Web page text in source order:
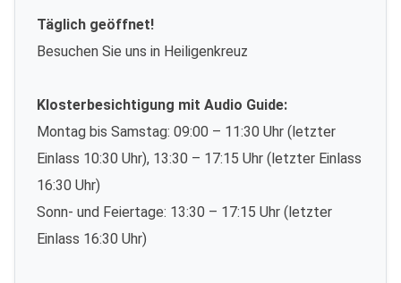
Täglich geöffnet!
Besuchen Sie uns in Heiligenkreuz
Klosterbesichtigung mit Audio Guide:
Montag bis Samstag: 09:00 – 11:30 Uhr (letzter
Einlass 10:30 Uhr), 13:30 – 17:15 Uhr (letzter Einlass
16:30 Uhr)
Sonn- und Feiertage: 13:30 – 17:15 Uhr (letzter
Einlass 16:30 Uhr)